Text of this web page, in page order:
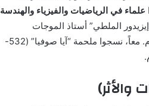
علماء في الرياضيات والفيزياء والهندسة
الملطي” أستاذ الموجات
الفيزيائية، و”إيزيدور الأصغر” البطل الإنشائي الذي أنقذ الصرح بعد زلزال 558م. معاً، نسجوا ملحمة “آيا صوفيا” (532-
والأثر)